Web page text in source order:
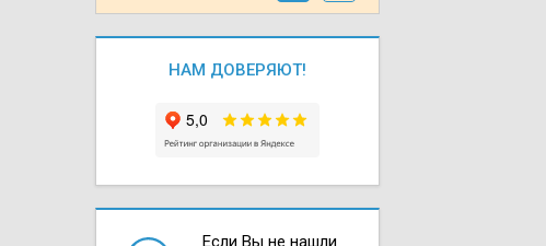
НАМ ДОВЕРЯЮТ!
Если Вы не нашли